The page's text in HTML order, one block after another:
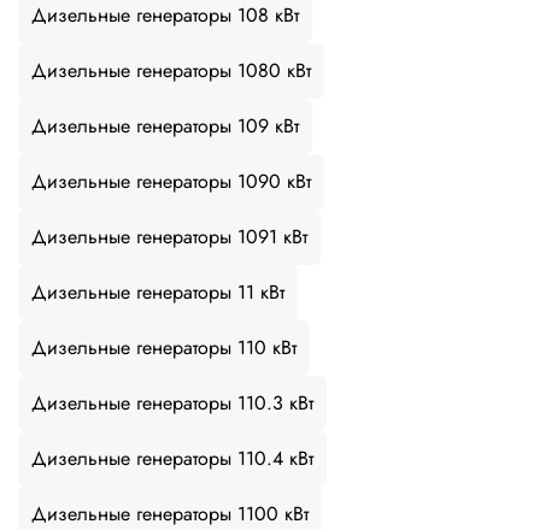
Дизельные генераторы 108 кВт
Дизельные генераторы 1080 кВт
Дизельные генераторы 109 кВт
Дизельные генераторы 1090 кВт
Дизельные генераторы 1091 кВт
Дизельные генераторы 11 кВт
Дизельные генераторы 110 кВт
Дизельные генераторы 110.3 кВт
Дизельные генераторы 110.4 кВт
Дизельные генераторы 1100 кВт